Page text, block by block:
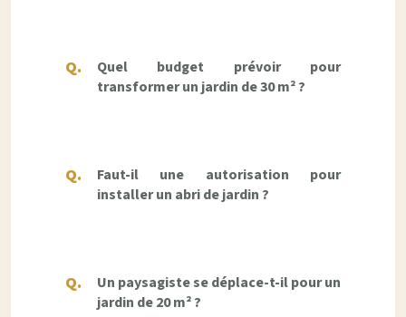
Quel budget prévoir pour
transformer un jardin de 30 m² ?
Faut-il une autorisation pour
installer un abri de jardin ?
Un paysagiste se déplace-t-il pour un
jardin de 20 m² ?